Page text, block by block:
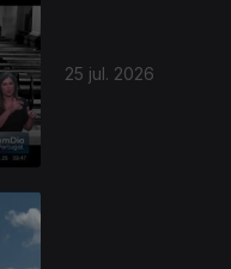
25 jul. 2026